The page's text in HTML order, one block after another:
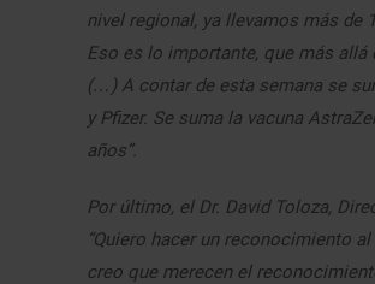
nivel regional, ya llevamos más de
Eso es lo importante, que más
(…) A contar de esta semana se
y Pfizer. Se suma la vacuna
años”.
Por último, el Dr. David Toloza,
“Quiero hacer un reconocimiento
creo que merecen el